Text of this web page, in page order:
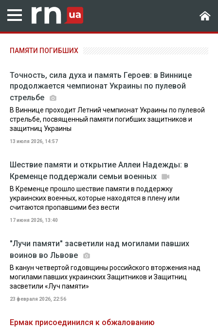
ПАМЯТИ ПОГИБШИХ
Точность, сила духа и память Героев: в Виннице
продолжается чемпионат Украины по пулевой
стрельбе
В Виннице проходит Летний чемпионат Украины по пулевой
стрельбе, посвященный памяти погибших защитников и
защитниц Украины
13 июля 2026, 14:57
Шествие памяти и открытие Аллеи Надежды: в
Кременце поддержали семьи военных
В Кременце прошло шествие памяти в поддержку
украинских военных, которые находятся в плену или
считаются пропавшими без вести
17 июня 2026, 13:40
"Лучи памяти" засветили над могилами павших
воинов во Львове
В канун четвертой годовщины российского вторжения над
могилами павших украинских Защитников и Защитниц
засветили «Луч памяти»
23 февраля 2026, 22:56
Ермак присоединился к обжалованию